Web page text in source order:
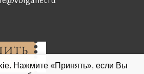
Нажмите «Принять», если Вы